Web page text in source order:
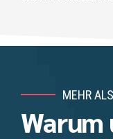
MEHR
Warum